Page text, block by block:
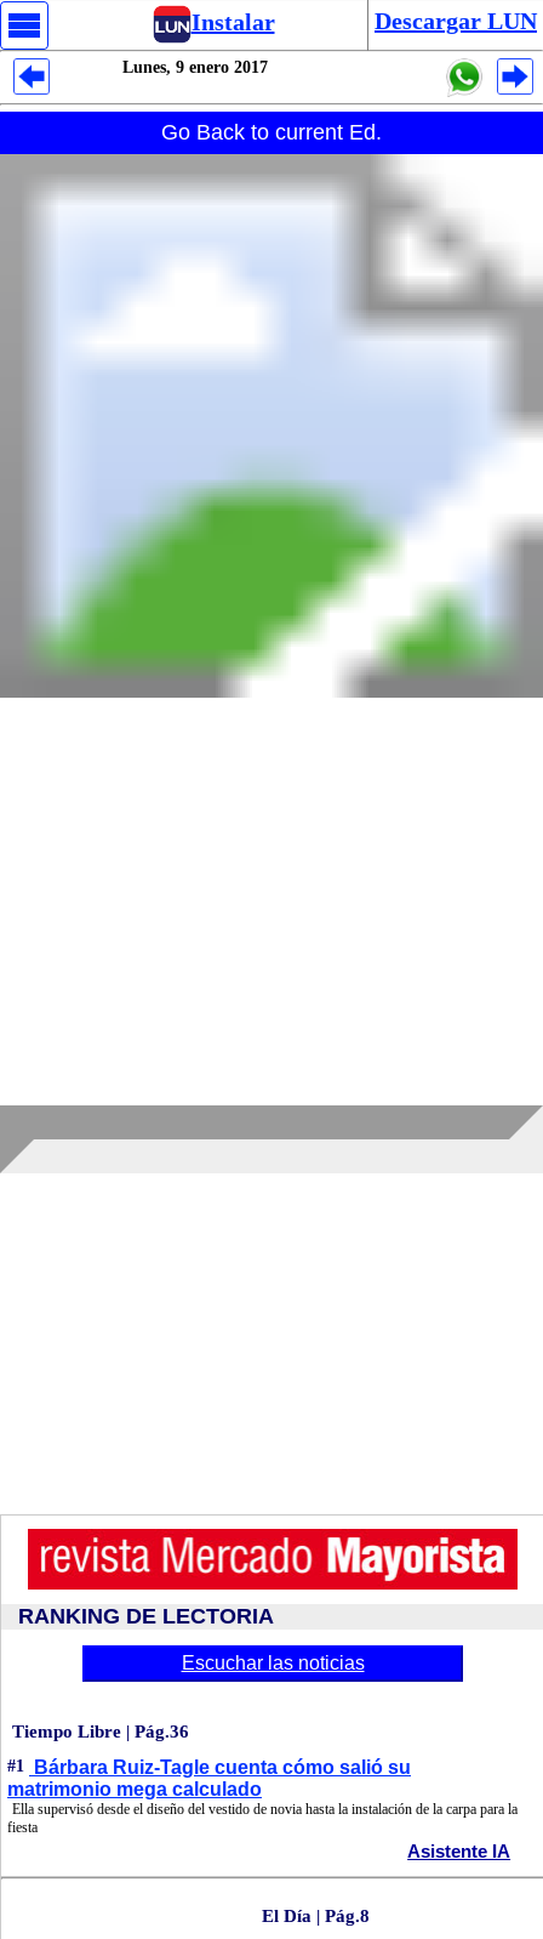
Instalar Descargar LUN
Lunes, 9 enero 2017
Go Back to current Ed.
RANKING DE LECTORIA
Escuchar las noticias
Tiempo Libre | Pág.36
#1
Bárbara Ruiz-Tagle cuenta cómo salió su
matrimonio mega calculado
Ella supervisó desde el diseño del vestido de novia hasta la instalación de la carpa para la
fiesta
Asistente IA
El Día | Pág.8
Despliegues Analytics
Despliegues Totales
Despliegues por Rubros